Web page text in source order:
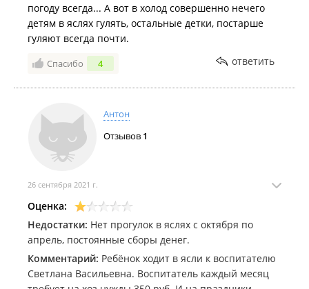
погоду всегда... А вот в холод совершенно нечего
детям в яслях гулять, остальные детки, постарше
гуляют всегда почти.
Спасибо 4 ответить
Антон
Отзывов 1
26 сентября 2021 г.
Оценка:
Недостатки: Нет прогулок в яслях с октября по
апрель, постоянные сборы денег.
Комментарий: Ребёнок ходит в ясли к воспитателю
Светлана Васильевна. Воспитатель каждый месяц